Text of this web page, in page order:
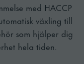
med HACCP
växling till
som hjälper dig
hela tiden.